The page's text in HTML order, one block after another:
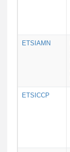
ETSIAMN
ETSICCP